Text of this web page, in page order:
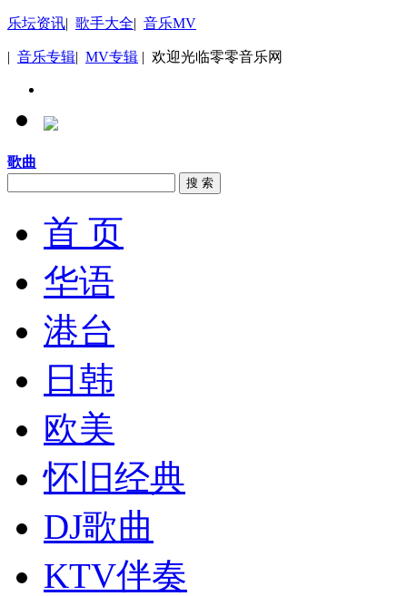
乐坛资讯| 歌手大全| 音乐MV
| 音乐专辑| MV专辑 | 欢迎光临零零音乐网
歌曲
搜 索
首 页
华语
港台
日韩
欧美
怀旧经典
DJ歌曲
KTV伴奏